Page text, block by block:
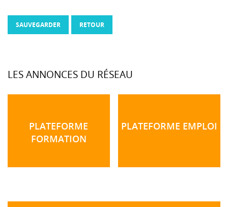
SAUVEGARDER RETOUR
LES ANNONCES DU RÉSEAU
PLATEFORME
FORMATION
PLATEFORME EMPLOI